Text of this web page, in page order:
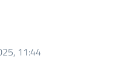
11:44